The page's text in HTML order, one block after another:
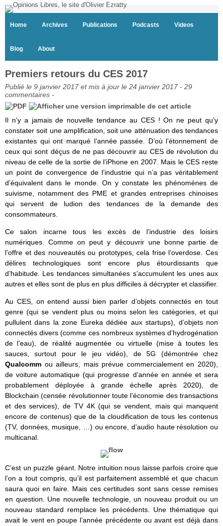
Home Archives Publications Podcasts Videos
Blog About
Premiers retours du CES 2017
Publié le 9 janvier 2017 et mis à jour le 24 janvier 2017 - 29
commentaires -
Il n’y a jamais de nouvelle tendance au CES ! On ne peut qu’y
constater soit une amplification, soit une atténuation des tendances
existantes qui ont marqué l’année passée. D’où l’étonnement de
ceux qui sont déçus de ne pas découvrir au CES de révolution du
niveau de celle de la sortie de l’iPhone en 2007. Mais le CES reste
un point de convergence de l’industrie qui n’a pas véritablement
d’équivalent dans le monde. On y constate les phénomènes de
suivisme, notamment des PME et grandes entreprises chinoises
qui servent de ludion des tendances de la demande des
consommateurs.
Ce salon incarne tous les excès de l’industrie des loisirs
numériques. Comme on peut y découvrir une bonne partie de
l’offre et des nouveautés ou prototypes, cela frise l’overdose. Ces
délires technologiques sont encore plus étourdissants que
d’habitude. Les tendances simultanées s’accumulent les unes aux
autres et elles sont de plus en plus difficiles à décrypter et classifier.
Au CES, on entend aussi bien parler d’objets connectés en tout
genre (qui se vendent plus ou moins selon les catégories, et qui
pullulent dans la zone Eureka dédiée aux startups), d’objets non
connectés divers (comme ces nombreux systèmes d’hydrogénation
de l’eau), de réalité augmentée ou virtuelle (mise à toutes les
sauces, surtout pour le jeu vidéo), de 5G (démontrée chez
Qualcomm ou ailleurs, mais prévue commercialement en 2020),
de voiture automatique (qui progresse d’année en année et sera
probablement déployée à grande échelle après 2020), de
Blockchain (censée révolutionner toute l’économie des transactions
et des services), de TV 4K (qui se vendent, mais qui manquent
encore de contenus) que de la cloudification de tous les contenus
(TV, données, musique, …) ou encore, d’audio haute résolution ou
multicanal.
C’est un puzzle géant. Notre intuition nous laisse parfois croire que
l’on a tout compris, qu’il est parfaitement assemblé et que chacun
saura quoi en faire. Mais ces certitudes sont sans cesse remises
en question. Une nouvelle technologie, un nouveau produit ou un
nouveau standard remplace les précédents. Une thématique qui
avait le vent en poupe l’année précédente ou avant est déjà dans